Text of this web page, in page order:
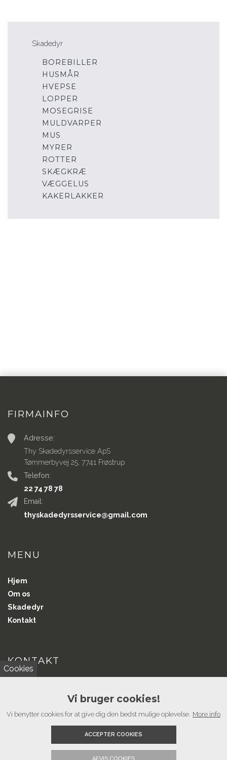
Skadedyr
BOREBILLER
HUSMÅR
HVEPSE
LOPPER
MOSEGRISE
MULDVARPER
MUS
MYRER
ROTTER
SKÆGKRÆ
VÆGGELUS
KAKERLAKKER
FIRMAINFO
Adresse:
Thy Skadedyrsservice ApS
Tømmerbyvej 25, 7741 Frøstrup
Telefon:
22 74 78 78
Email:
thyskadedyrsservice@gmail.com
MENU
Hjem
Om os
Skadedyr
Kontakt
KONTAKT
Cookies
Vi bruger cookies!
Vi benytter cookies for at give dig den bedst mulige oplevelse. More info
ACCEPTER COOKIES
AFVIS COOKIES